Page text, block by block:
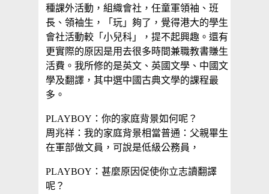
種課外活動，組織會社，任童軍領袖、班
長、領袖生，「玩」夠了，覺得港大的學生
會社活動較「小兒科」，提不起興趣。還有
更實際的原因是用去很多時間兼職教書賺生
活費。我所修的是英文、英國文學、中國文
學及翻譯，其中選中國古典文學的課程最
多。
PLAYBOY：你的家庭背景如何呢？
周兆祥：我的家庭背景相當普通：父親畢生
在軍部做文員，可說是低級公務員，
PLAYBOY：甚麼原因促使你立志讀翻譯
呢？